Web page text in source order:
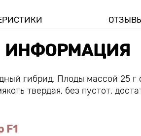
ИНФОРМАЦИЯ
гибрид. Плоды массой 25 г
твердая, без пустот,
F1